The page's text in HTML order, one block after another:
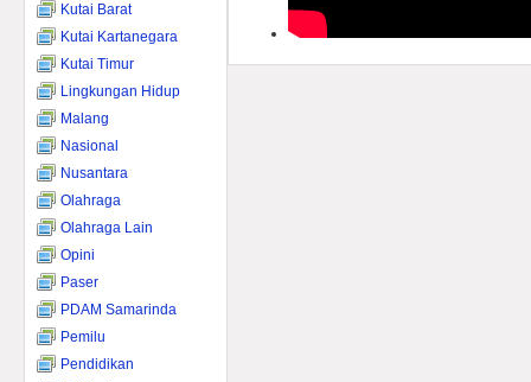
Kutai Barat
Kutai Kartanegara
Kutai Timur
Lingkungan Hidup
Malang
Nasional
Nusantara
Olahraga
Olahraga Lain
Opini
Paser
PDAM Samarinda
Pemilu
Pendidikan